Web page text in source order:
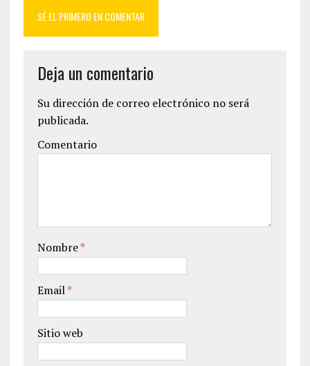
SÉ EL PRIMERO EN COMENTAR
Deja un comentario
Su dirección de correo electrónico no será
publicada.
Comentario
Nombre*
Email*
Sitio web